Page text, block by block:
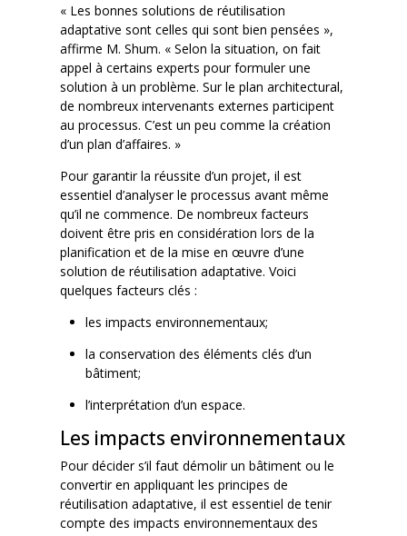
« Les bonnes solutions de réutilisation
adaptative sont celles qui sont bien pensées »,
affirme M. Shum. « Selon la situation, on fait
appel à certains experts pour formuler une
solution à un problème. Sur le plan architectural,
de nombreux intervenants externes participent
au processus. C’est un peu comme la création
d’un plan d’affaires. »
Pour garantir la réussite d’un projet, il est
essentiel d’analyser le processus avant même
qu’il ne commence. De nombreux facteurs
doivent être pris en considération lors de la
planification et de la mise en œuvre d’une
solution de réutilisation adaptative. Voici
quelques facteurs clés :
les impacts environnementaux;
la conservation des éléments clés d’un
bâtiment;
l’interprétation d’un espace.
Les impacts environnementaux
Pour décider s’il faut démolir un bâtiment ou le
convertir en appliquant les principes de
réutilisation adaptative, il est essentiel de tenir
compte des impacts environnementaux des